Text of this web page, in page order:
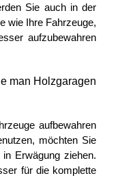
Sie auch in der
wie Ihre Fahrzeuge,
aufzubewahren
man Holzgaragen
aufbewahren
möchten Sie
Erwägung ziehen.
für die komplette